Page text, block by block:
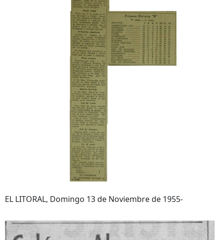
EL LITORAL, Domingo 13 de Noviembre de 1955-